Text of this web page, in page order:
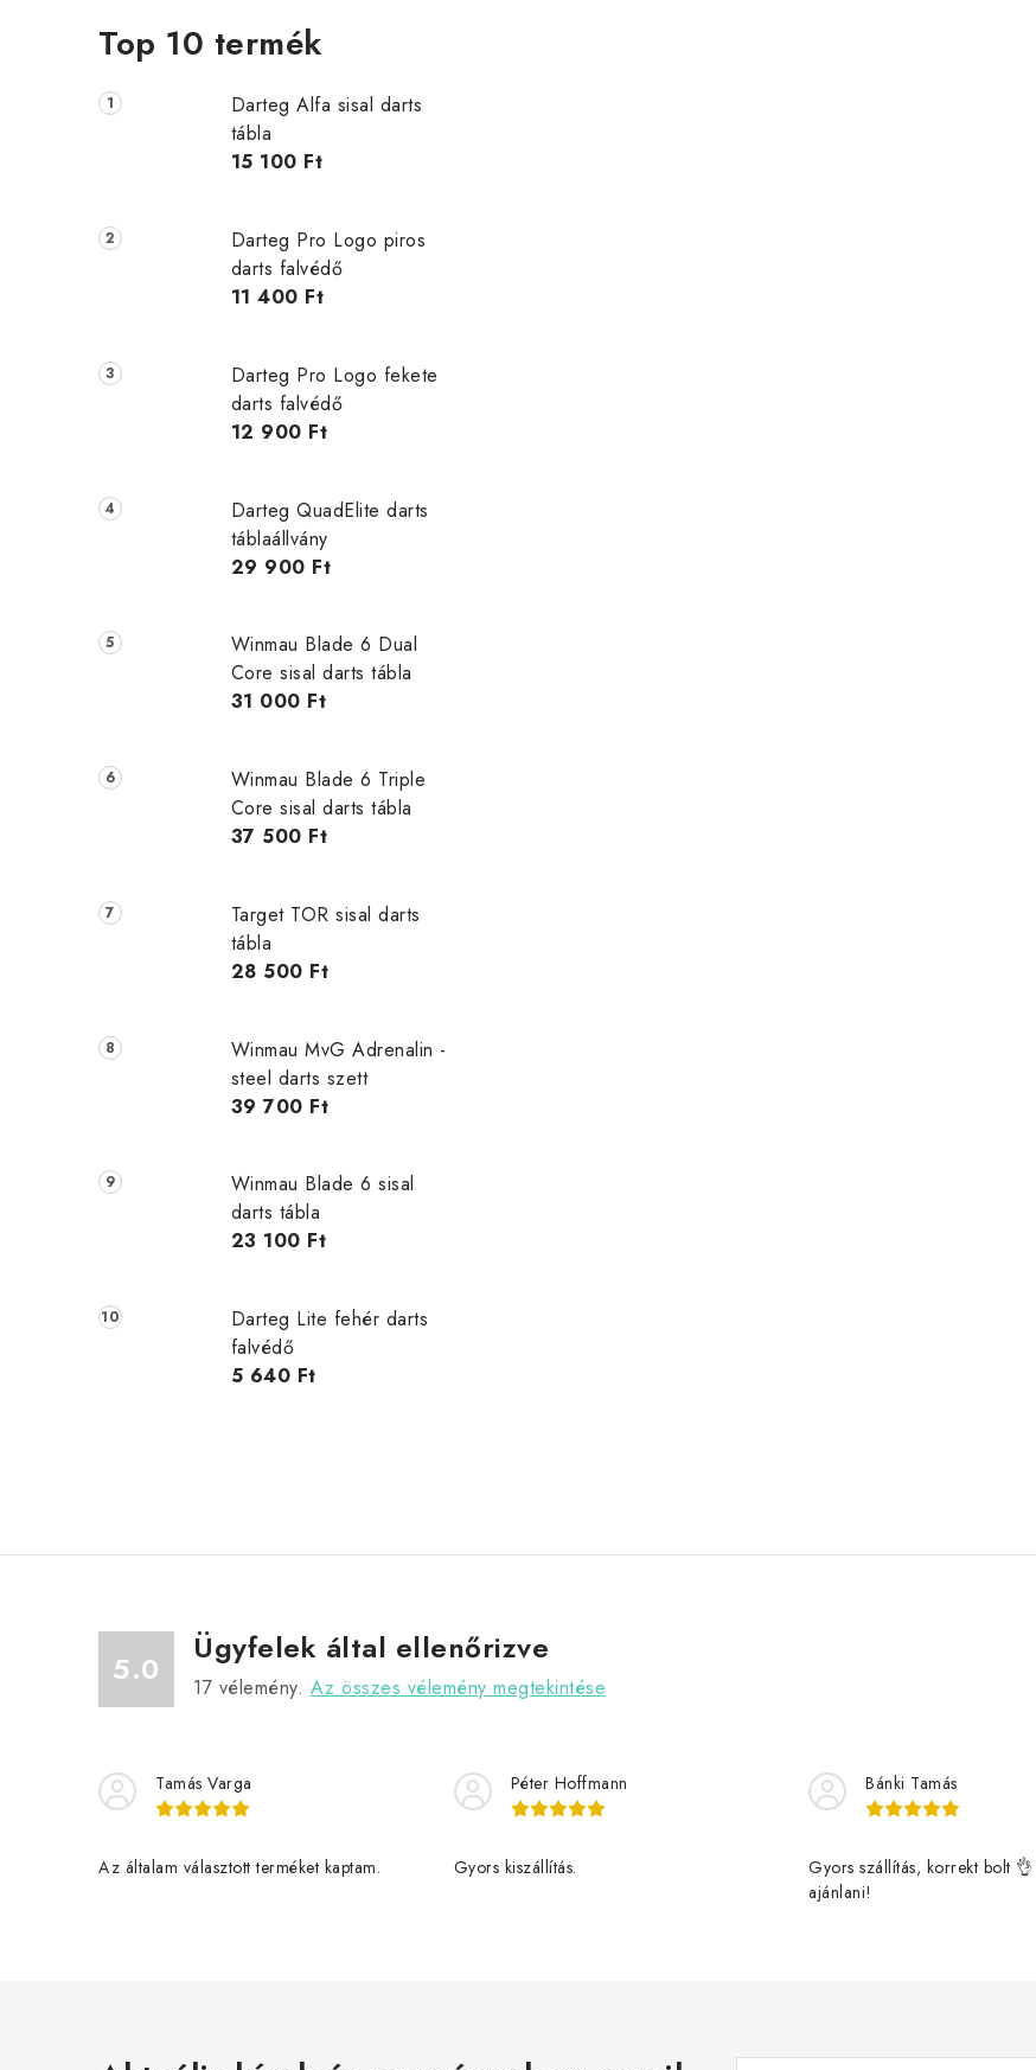
e
l
Top 10 termék
Darteg Alfa sisal darts
tábla
15 100 Ft
Darteg Pro Logo piros
darts falvédő
11 400 Ft
Darteg Pro Logo fekete
darts falvédő
12 900 Ft
Darteg QuadElite darts
táblaállvány
29 900 Ft
Winmau Blade 6 Dual
Core sisal darts tábla
31 000 Ft
Winmau Blade 6 Triple
Core sisal darts tábla
37 500 Ft
Target TOR sisal darts
tábla
28 500 Ft
Winmau MvG Adrenalin -
steel darts szett
39 700 Ft
Winmau Blade 6 sisal
darts tábla
23 100 Ft
Darteg Lite fehér darts
falvédő
5 640 Ft
5.0
Ügyfelek által ellenőrizve
17 vélemény. Az összes vélemény megtekintése
Tamás Varga
Az általam választott terméket kaptam.
Péter Hoffmann
Gyors kiszállítás.
Bánki Tamás
Gyors szállítás, korrekt bolt
ajánlani!